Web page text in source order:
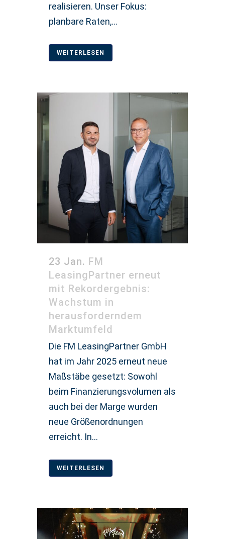
realisieren. Unser Fokus:
planbare Raten,...
WEITERLESEN
23 Jan. FM
LeasingPartner erneut
mit Rekordergebnis:
Wachstum in
herausforderndem
Marktumfeld
Die FM LeasingPartner GmbH
hat im Jahr 2025 erneut neue
Maßstäbe gesetzt: Sowohl
beim Finanzierungsvolumen als
auch bei der Marge wurden
neue Größenordnungen
erreicht. In...
WEITERLESEN